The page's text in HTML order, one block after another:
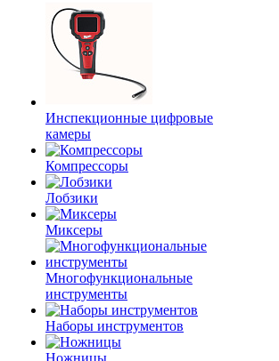
Инспекционные цифровые
камеры
Компрессоры
Лобзики
Миксеры
Многофункциональные
инструменты
Наборы инструментов
Ножницы